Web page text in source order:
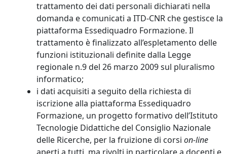
trattamento dei dati personali dichiarati nella
domanda e comunicati a ITD-CNR che gestisce la
piattaforma Essediquadro Formazione. Il
trattamento è finalizzato all’espletamento delle
funzioni istituzionali definite dalla Legge
regionale n.9 del 26 marzo 2009 sul pluralismo
informatico;
i dati acquisiti a seguito della richiesta di
iscrizione alla piattaforma Essediquadro
Formazione, un progetto formativo dell’Istituto
Tecnologie Didattiche del Consiglio Nazionale
delle Ricerche, per la fruizione di corsi on-line